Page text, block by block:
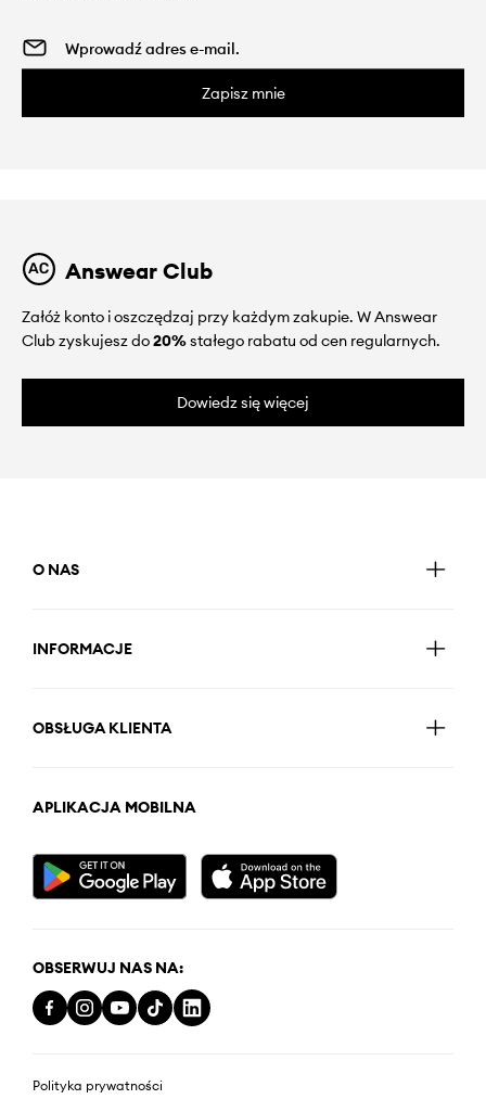
Zapisz mnie
Answear Club
Załóż konto i oszczędzaj przy każdym zakupie. W Answear
Club zyskujesz do20%stałego rabatu od cen regularnych.
Dowiedz się więcej
O NAS
INFORMACJE
OBSŁUGA KLIENTA
APLIKACJA MOBILNA
OBSERWUJ NAS NA:
Polityka prywatności